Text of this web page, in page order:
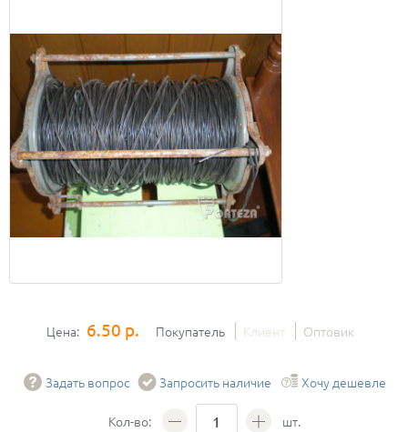
Цена: 6.50 р. Покупатель Клиент Оптовик
Задать вопрос Запросить наличие Хочу дешевле
Кол-во: шт.